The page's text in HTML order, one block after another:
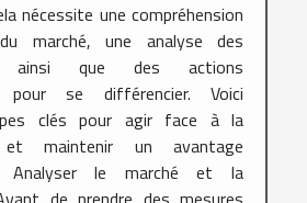
nécessite une compréhension
marché, une analyse des
ainsi que des actions
pour se différencier. Voici
clés pour agir face à la
et maintenir un avantage
Analyser le marché et la